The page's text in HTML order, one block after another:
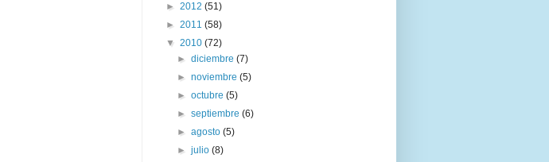
► 2012 (51)
► 2011 (58)
▼ 2010 (72)
►diciembre(7)
►noviembre(5)
►octubre(5)
►septiembre(6)
►agosto(5)
►julio(8)